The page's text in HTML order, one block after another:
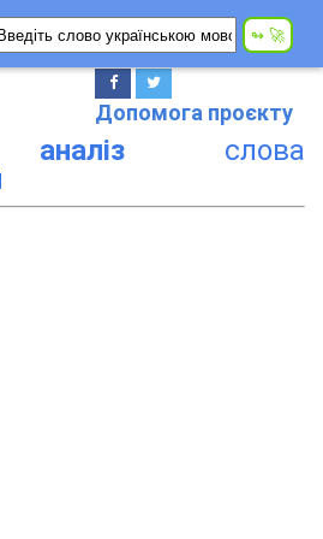
Допомога проєкту
слова